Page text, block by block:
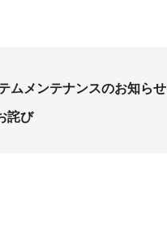
ムメンテナンスのお知らせ
詫び